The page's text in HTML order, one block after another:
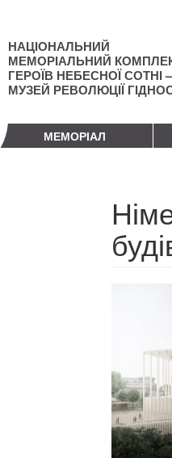
НАЦІОНАЛЬНИЙ
МЕМОРІАЛЬНИЙ
ГЕРОЇВ НЕБЕСНОЇ СОТНІ –
МУЗЕЙ РЕВОЛЮЦІЇ
МЕМОРІАЛ